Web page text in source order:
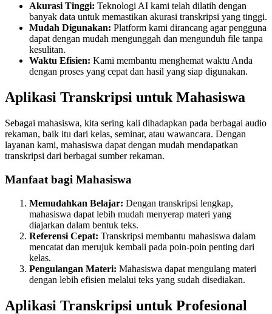
Akurasi Tinggi: Teknologi AI kami telah dilatih dengan
banyak data untuk memastikan akurasi transkripsi yang tinggi.
Mudah Digunakan: Platform kami dirancang agar pengguna
dapat dengan mudah mengunggah dan mengunduh file tanpa
kesulitan.
Waktu Efisien: Kami membantu menghemat waktu Anda
dengan proses yang cepat dan hasil yang siap digunakan.
Aplikasi Transkripsi untuk Mahasiswa
Sebagai mahasiswa, kita sering kali dihadapkan pada berbagai audio
rekaman, baik itu dari kelas, seminar, atau wawancara. Dengan
layanan kami, mahasiswa dapat dengan mudah mendapatkan
transkripsi dari berbagai sumber rekaman.
Manfaat bagi Mahasiswa
Memudahkan Belajar: Dengan transkripsi lengkap,
mahasiswa dapat lebih mudah menyerap materi yang
diajarkan dalam bentuk teks.
Referensi Cepat: Transkripsi membantu mahasiswa dalam
mencatat dan merujuk kembali pada poin-poin penting dari
kelas.
Pengulangan Materi: Mahasiswa dapat mengulang materi
dengan lebih efisien melalui teks yang sudah disediakan.
Aplikasi Transkripsi untuk Profesional